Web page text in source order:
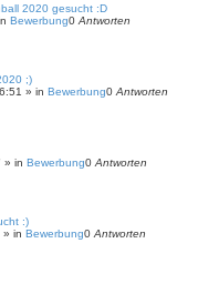
2020 gesucht :D
Bewerbung0 Antworten
;)
» in Bewerbung0 Antworten
» in Bewerbung0 Antworten
:)
» in Bewerbung0 Antworten